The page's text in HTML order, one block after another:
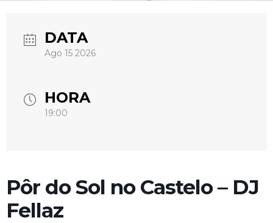
DATA
Ago 15 2026
HORA
19:00
Pôr do Sol no Castelo – DJ
Fellaz